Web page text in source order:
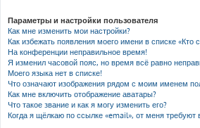
Параметры и настройки пользователя
Как мне изменить мои настройки?
Как избежать появления моего имени в списке «Кто
На конференции неправильное время!
Я изменил часовой пояс, но время всё равно
Моего языка нет в списке!
Что означают изображения рядом с моим именем
Как мне включить отображение аватары?
Что такое звание и как я могу изменить его?
Когда я щёлкаю по ссылке «email», от меня требуют